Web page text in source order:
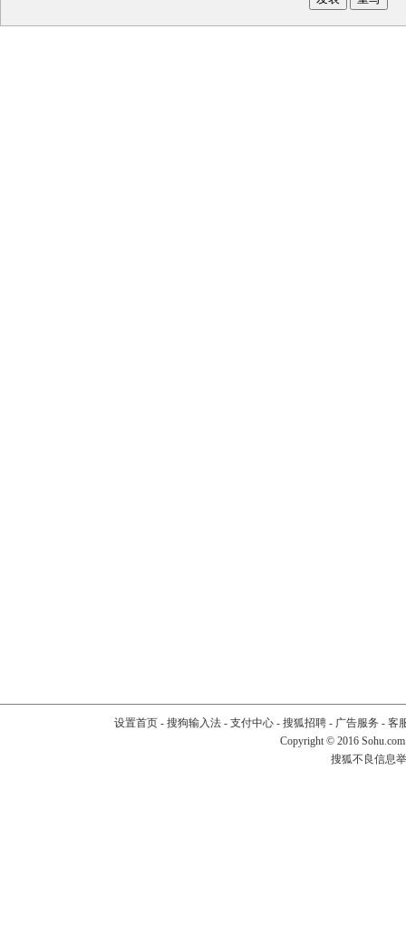
设置首页- 搜狗输入法- 支付中心- 搜狐招聘- 广告服务 - 客
Copyright © 2016
搜狐不良信息